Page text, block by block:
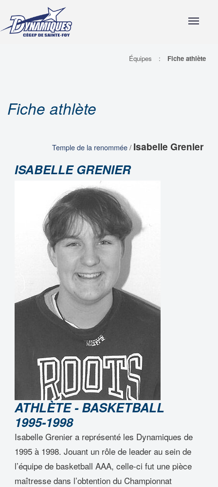
Aller directement au menu principal
Aller directement au contenu principal
Aller directement au pied de page
Équipes : Fiche athlète
Fiche athlète
Temple de la renommée/ Isabelle Grenier
ISABELLE GRENIER
ATHLÈTE - BASKETBALL
1995-1998
Isabelle Grenier a représenté les Dynamiques de
1995 à 1998. Jouant un rôle de leader au sein de
l’équipe de basketball AAA, celle-ci fut une pièce
maîtresse dans l’obtention du Championnat